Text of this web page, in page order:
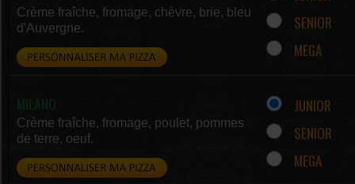
Crème fraîche, fromage, chèvre, brie, bleu
d'Auvergne.
SENIOR
MEGA
MILANO
Crème fraîche, fromage, poulet, pommes
de terre, oeuf.
JUNIOR
SENIOR
MEGA